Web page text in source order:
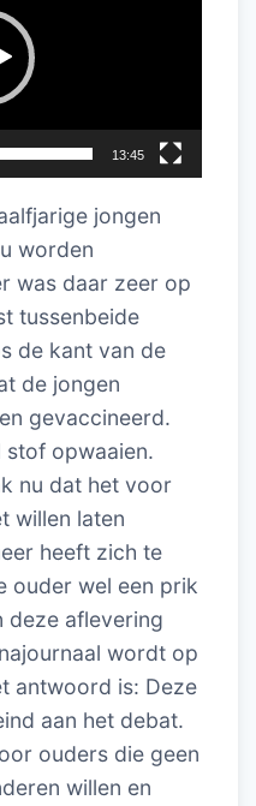
13:45
jongen
worden
was daar zeer op
tussenbeide
de kant van de
de jongen
gevaccineerd.
stof opwaaien.
nu dat het voor
willen laten
heeft zich te
ouder wel een prik
deze aflevering
wordt op
antwoord is: Deze
aan het debat.
ouders die geen
willen en